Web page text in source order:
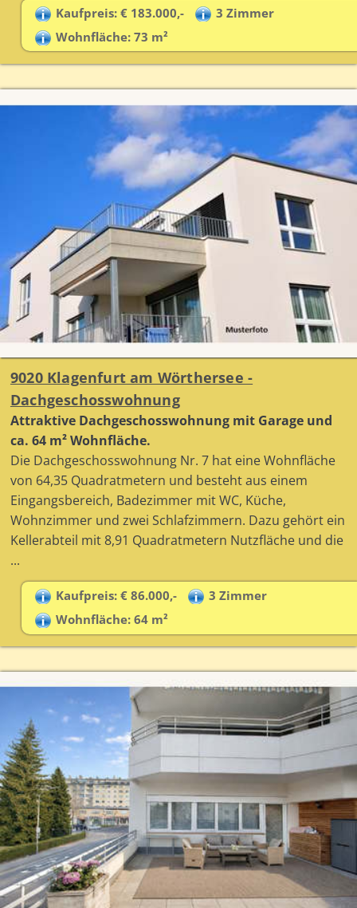
Kaufpreis: € 183.000,-
3 Zimmer
Wohnfläche: 73 m²
9020 Klagenfurt am Wörthersee -
Dachgeschosswohnung
Attraktive Dachgeschosswohnung mit Garage und
ca. 64 m² Wohnfläche.
Die Dachgeschosswohnung Nr. 7 hat eine Wohnfläche
von 64,35 Quadratmetern und besteht aus einem
Eingangsbereich, Badezimmer mit WC, Küche,
Wohnzimmer und zwei Schlafzimmern. Dazu gehört ein
Kellerabteil mit 8,91 Quadratmetern Nutzfläche und die
...
Kaufpreis: € 86.000,-
3 Zimmer
Wohnfläche: 64 m²